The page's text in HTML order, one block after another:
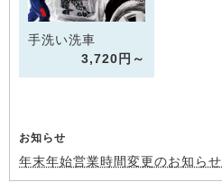
手洗い洗車
3,720円～
お知らせ
年末年始営業時間変更のお知らせ